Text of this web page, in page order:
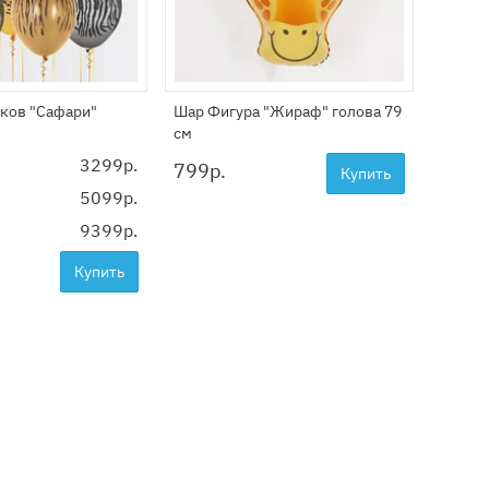
"Сафари"
3299р.
5099р.
9399р.
Купить
Шар Фигура "Жираф" голова 79
см
799р. Купить